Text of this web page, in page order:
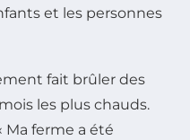
et les personnes
fait brûler des
les plus chauds.
ferme a été